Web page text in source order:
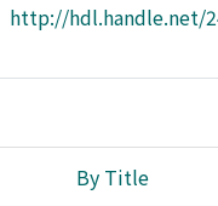
http://hdl.handle.net/
By Title